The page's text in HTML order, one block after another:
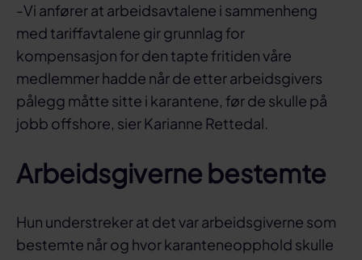
-Vi anfører at arbeidsavtalene i sammenheng
med tariffavtalene gir grunnlag for
kompensasjon for den tapte fritiden våre
medlemmer hadde når de etter arbeidsgivers
pålegg måtte sitte i karantene, før de skulle på
jobb offshore, sier Karianne Rettedal.
Arbeidsgiverne bestemte
Hun understreker at det var arbeidsgiverne som
bestemte når og hvor karanteneopphold skulle